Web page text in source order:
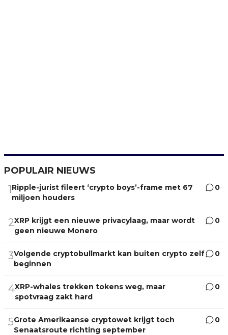
POPULAIR NIEUWS
1Ripple-jurist fileert ‘crypto boys’-frame met 67
miljoen houders
0
2XRP krijgt een nieuwe privacylaag, maar wordt
geen nieuwe Monero
0
3Volgende cryptobullmarkt kan buiten crypto zelf
beginnen
0
4XRP-whales trekken tokens weg, maar
spotvraag zakt hard
0
5Grote Amerikaanse cryptowet krijgt toch
Senaatsroute richting september
0